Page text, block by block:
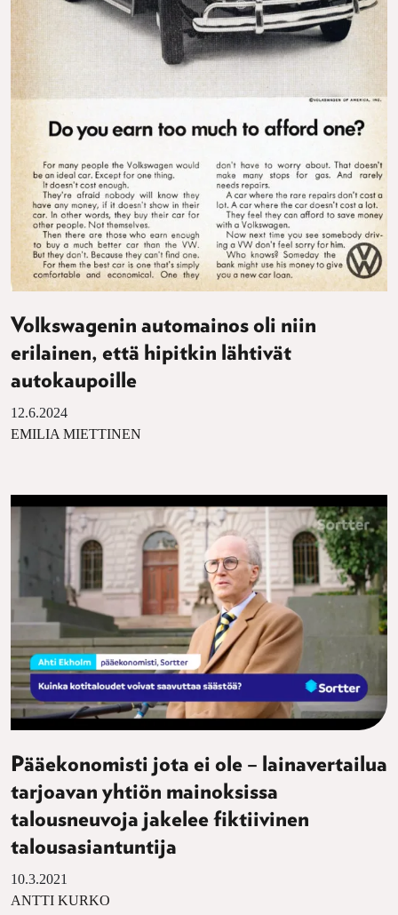
Volkswagenin automainos oli niin
erilainen, että hipitkin lähtivät
autokaupoille
12.6.2024
EMILIA MIETTINEN
Pääekonomisti jota ei ole – lainavertailua
tarjoavan yhtiön mainoksissa
talousneuvoja jakelee fiktiivinen
talousasiantuntija
10.3.2021
ANTTI KURKO